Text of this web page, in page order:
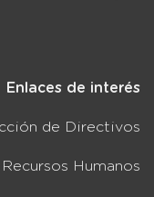
Enlaces de interés
de Directivos
Humanos